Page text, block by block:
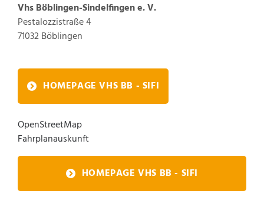
Vhs Böblingen-Sindelfingen e. V.
Pestalozzistraße 4
71032Böblingen
OpenStreetMap
Fahrplanauskunft
HOMEPAGE VHS BB - SIFI
HOMEPAGE VHS BB - SIFI